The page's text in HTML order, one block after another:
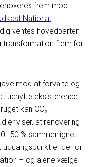
frem mod
National
ventes hovedparten
transformation frem for
mod at forvalte og
udnytte eksisterende
kan CO₂-
viser, at renovering
% sammenlignet
er derfor
– og alene vælge